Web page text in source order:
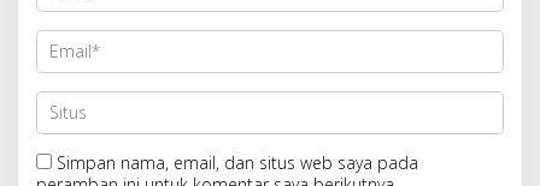
Simpan nama, email, dan situs web saya pada